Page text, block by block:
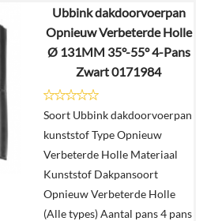
€111,99
€94,07
In
winkelmand
Ubbink dakdoorvoerpan
Opnieuw Verbeterde Holle
Ø 131MM 35°-55° 4-Pans
Zwart 0171984
Soort Ubbink dakdoorvoerpan
kunststof Type Opnieuw
Verbeterde Holle Materiaal
Kunststof Dakpansoort
Opnieuw Verbeterde Holle
(Alle types) Aantal pans 4 pans